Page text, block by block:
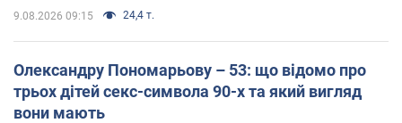
9.08.2026 09:15 24,4 т.
Олександру Пономарьову – 53: що відомо про
трьох дітей секс-символа 90-х та який вигляд
вони мають